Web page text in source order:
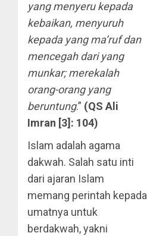
yang menyeru kepada
kebaikan, menyuruh
kepada yang ma’ruf dan
mencegah dari yang
munkar; merekalah
orang-orang yang
beruntung.” (QS Ali
Imran [3]: 104)
Islam adalah agama
dakwah. Salah satu inti
dari ajaran Islam
memang perintah kepada
umatnya untuk
berdakwah, yakni